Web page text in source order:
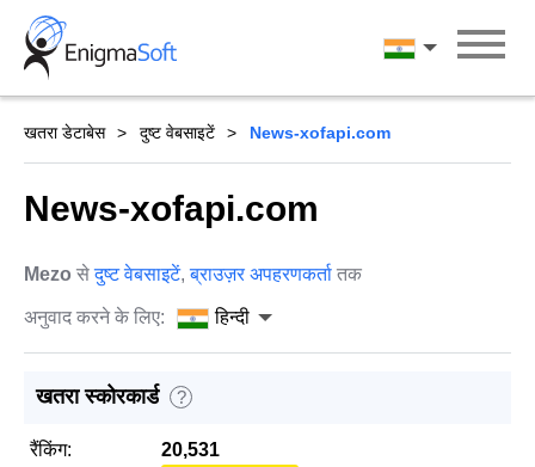
Skip
content
हिन्दी
खतरा डेटाबेस दुष्ट वेबसाइटें News-xofapi.com
News-xofapi.com
Mezo सेदुष्ट वेबसाइटें,ब्राउज़र अपहरणकर्ता तक
अनुवाद करने के लिए: हिन्दी
खतरा स्कोरकार्ड ?
रैंकिंग:
20,531